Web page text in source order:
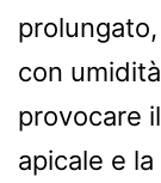
con
provocare
apicale e